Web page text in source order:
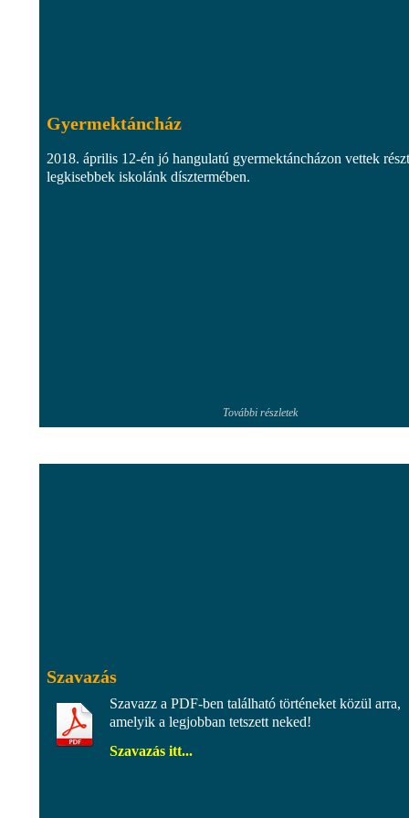
Gyermektáncház
2018. április 12-én jó hangulatú gyermektáncházon vettek
legkisebbek iskolánk dísztermében.
További részletek
Szavazás
Szavazz a PDF-ben található történeket közül arra,
amelyik a legjobban tetszett neked!
Szavazás itt...